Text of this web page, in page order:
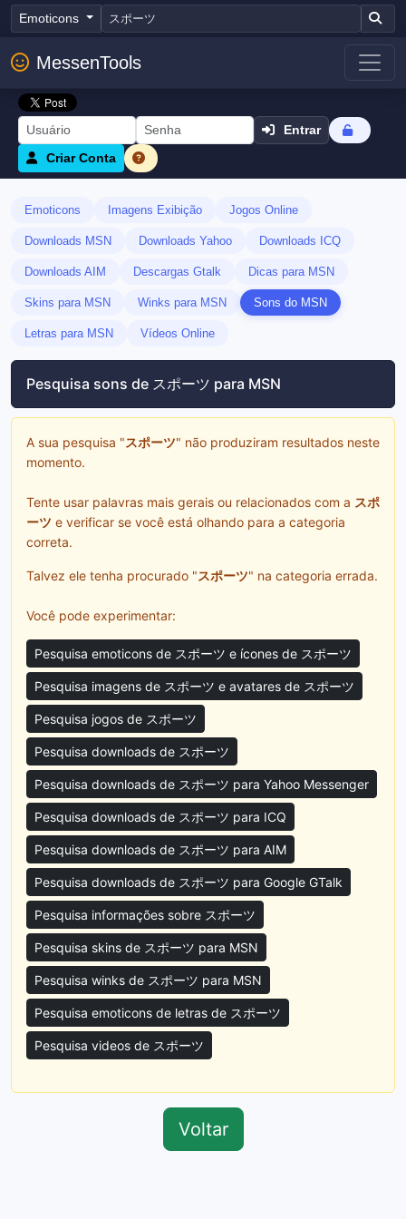
Emoticons
MessenTools
Entrar
Criar Conta
Emoticons Imagens Exibição Jogos Online
Downloads MSN Downloads Yahoo Downloads ICQ
Downloads AIM Descargas Gtalk Dicas para MSN
Skins para MSN Winks para MSN Sons do MSN
Letras para MSN Vídeos Online
Pesquisa sons de スポーツ para MSN
A sua pesquisa "スポーツ" não produziram resultados neste
momento.
Tente usar palavras mais gerais ou relacionados com a スポ
ーツ e verificar se você está olhando para a categoria
correta.
Talvez ele tenha procurado "スポーツ" na categoria errada.
Você pode experimentar:
Pesquisa emoticons de スポーツ e ícones de スポーツ
Pesquisa imagens de スポーツ e avatares de スポーツ
Pesquisa jogos de スポーツ
Pesquisa downloads de スポーツ
Pesquisa downloads de スポーツ para Yahoo Messenger
Pesquisa downloads de スポーツ para ICQ
Pesquisa downloads de スポーツ para AIM
Pesquisa downloads de スポーツ para Google GTalk
Pesquisa informações sobre スポーツ
Pesquisa skins de スポーツ para MSN
Pesquisa winks de スポーツ para MSN
Pesquisa emoticons de letras de スポーツ
Pesquisa videos de スポーツ
Voltar